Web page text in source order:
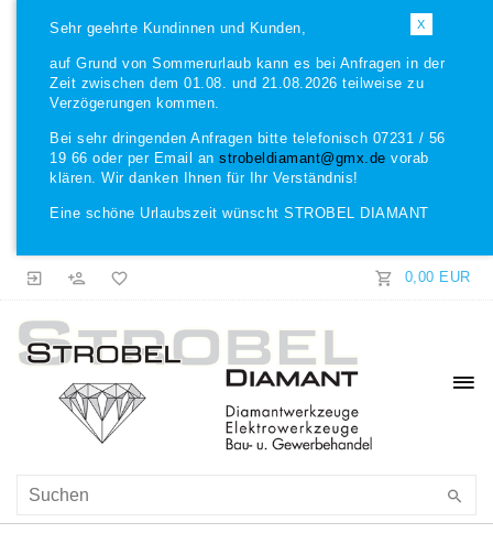
X
Sehr geehrte Kundinnen und Kunden,
auf Grund von Sommerurlaub kann es bei Anfragen in der
Zeit zwischen dem 01.08. und 21.08.2026 teilweise zu
Verzögerungen kommen.
Bei sehr dringenden Anfragen bitte telefonisch 07231 / 56
19 66 oder per Email an strobeldiamant@gmx.de vorab
klären. Wir danken Ihnen für Ihr Verständnis!
Eine schöne Urlaubszeit wünscht STROBEL DIAMANT
0,00 EUR